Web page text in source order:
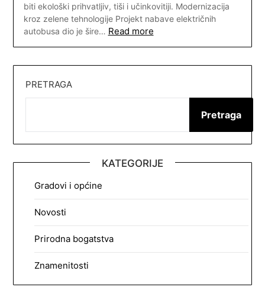
biti ekološki prihvatljiv, tiši i učinkovitiji. Modernizacija
kroz zelene tehnologije Projekt nabave električnih
autobusa dio je šire… Read more
PRETRAGA
Pretraga
KATEGORIJE
Gradovi i općine
Novosti
Prirodna bogatstva
Znamenitosti